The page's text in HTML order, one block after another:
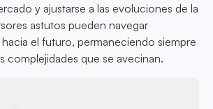
y ajustarse a las evoluciones de la
astutos pueden navegar
el futuro, permaneciendo siempre
complejidades que se avecinan.